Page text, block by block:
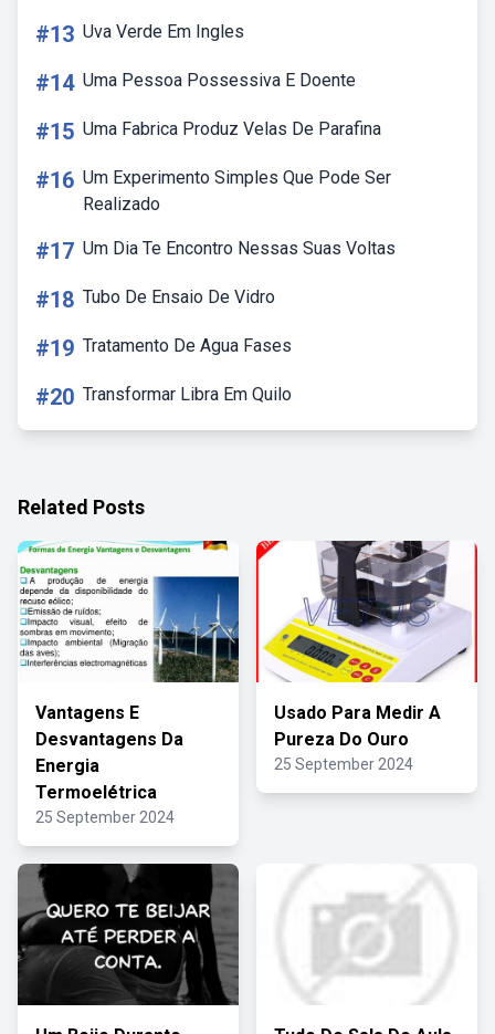
#13 Uva Verde Em Ingles
#14 Uma Pessoa Possessiva E Doente
#15 Uma Fabrica Produz Velas De Parafina
#16 Um Experimento Simples Que Pode Ser
Realizado
#17 Um Dia Te Encontro Nessas Suas Voltas
#18 Tubo De Ensaio De Vidro
#19 Tratamento De Agua Fases
#20 Transformar Libra Em Quilo
Related Posts
Vantagens E
Desvantagens Da
Energia
Termoelétrica
25 September 2024
Usado Para Medir A
Pureza Do Ouro
25 September 2024